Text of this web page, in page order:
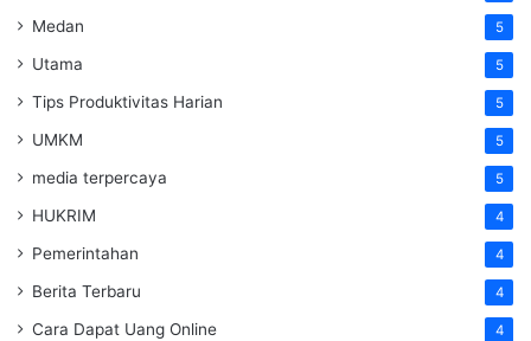
Medan 5
Utama 5
Tips Produktivitas Harian 5
UMKM 5
media terpercaya 5
HUKRIM 4
Pemerintahan 4
Berita Terbaru 4
Cara Dapat Uang Online 4